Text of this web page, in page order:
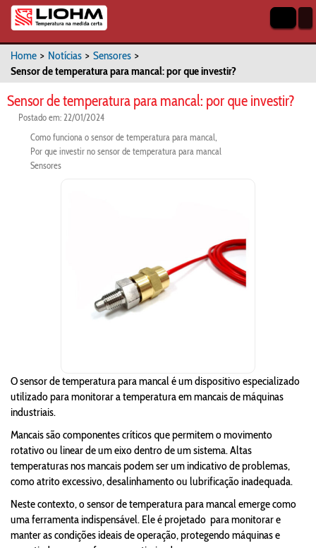
Home > Notícias > Sensores >
Sensor de temperatura para mancal: por que investir?
Sensor de temperatura para mancal: por que investir?
Postado em: 22/01/2024
Como funciona o sensor de temperatura para mancal
Por que investir no sensor de temperatura para mancal
Sensores
O sensor de temperatura para mancal é um dispositivo especializado
utilizado para monitorar a temperatura em mancais de máquinas
industriais.
Mancais são componentes críticos que permitem o movimento
rotativo ou linear de um eixo dentro de um sistema. Altas
temperaturas nos mancais podem ser um indicativo de problemas,
como atrito excessivo, desalinhamento ou lubrificação inadequada.
Neste contexto, o sensor de temperatura para mancal emerge como
uma ferramenta indispensável. Ele é projetado para monitorar e
manter as condições ideais de operação, protegendo máquinas e